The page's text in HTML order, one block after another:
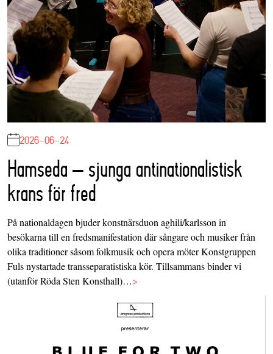
2026-06-24
Hamseda – sjunga antinationalistisk
krans för fred
På nationaldagen bjuder konstnärsduon aghili/karlsson in
besökarna till en fredsmanifestation där sångare och musiker från
olika traditioner såsom folkmusik och opera möter Konstgruppen
Fuls nystartade transseparatistiska kör. Tillsammans binder vi
(utanför Röda Sten Konsthall)…>